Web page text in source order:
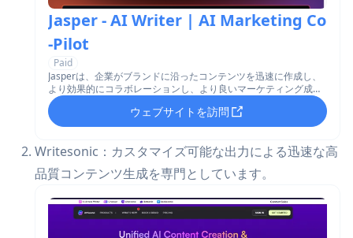
Jasper - AI Writer | AI Marketing Co
-Pilot
Paid
Jasperは、企業がブランドに沿ったコンテンツを迅速に作成し、
より効果的にコラボレーションし、より良いマーケティング成果
を推進するのを支援するAI駆動のマーケティングコパイロットで
す。
ウェブサイトを訪問
Writesonic：カスタマイズ可能な出力による迅速な高
品質コンテンツ生成を専門としています。